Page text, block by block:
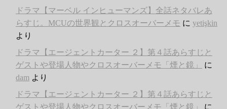
ドラマ【マーベル インヒューマンズ】全話ネタバレあ
らすじ。MCUの世界観とクロスオーバーメモ に yetişkin
より
ドラマ【エージェントカーター ２】第４話あらすじと
ゲストや登場人物やクロスオーバーメモ「煙と鏡」
に
dam より
ドラマ【エージェントカーター ２】第４話あらすじと
ゲストや登場人物やクロスオーバーメモ「煙と鏡」
に